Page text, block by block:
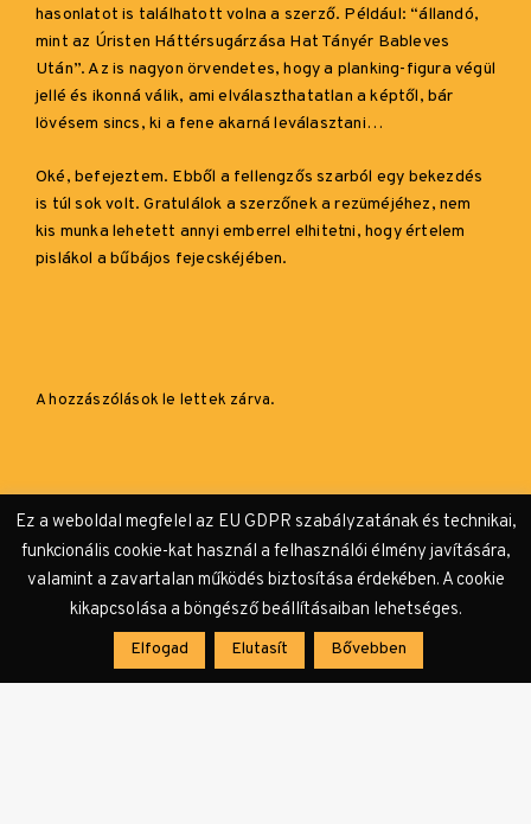
hasonlatot is találhatott volna a szerző. Például: “állandó,
mint az Úristen Háttérsugárzása Hat Tányér Bableves
Után”. Az is nagyon örvendetes, hogy a planking-figura végül
jellé és ikonná válik, ami elválaszthatatlan a képtől, bár
lövésem sincs, ki a fene akarná leválasztani…
Oké, befejeztem. Ebből a fellengzős szarból egy bekezdés
is túl sok volt. Gratulálok a szerzőnek a rezüméjéhez, nem
kis munka lehetett annyi emberrel elhitetni, hogy értelem
pislákol a bűbájos fejecskéjében.
A hozzászólások le lettek zárva.
Ez a weboldal megfelel az EU GDPR szabályzatának és technikai,
funkcionális cookie-kat használ a felhasználói élmény javítására,
valamint a zavartalan működés biztosítása érdekében. A cookie
kikapcsolása a böngésző beállításaiban lehetséges.
Elfogad Elutasít Bővebben